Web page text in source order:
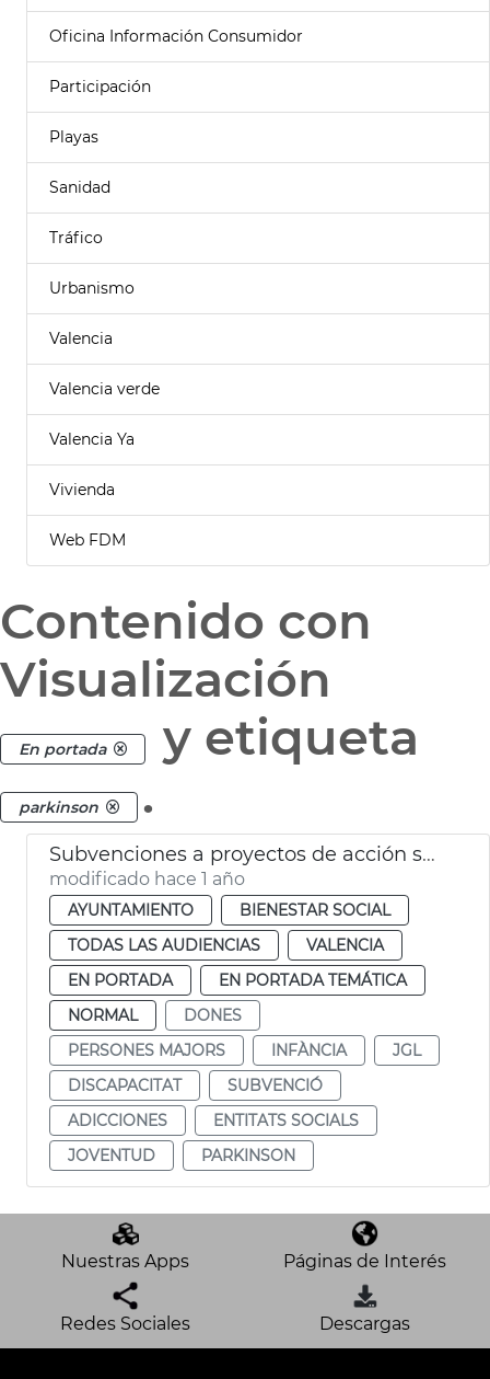
Oficina Información Consumidor
Participación
Playas
Sanidad
Tráfico
Urbanismo
Valencia
Valencia verde
Valencia Ya
Vivienda
Web FDM
Contenido con
Visualización
En portada y etiqueta
parkinson .
Subvenciones a proyectos de acción social
modificado hace 1 año
AYUNTAMIENTO
BIENESTAR SOCIAL
TODAS LAS AUDIENCIAS
VALENCIA
EN PORTADA
EN PORTADA TEMÁTICA
NORMAL
DONES
PERSONES MAJORS
INFÀNCIA
JGL
DISCAPACITAT
SUBVENCIÓ
ADICCIONES
ENTITATS SOCIALS
JOVENTUD
PARKINSON
Nuestras Apps Páginas de Interés
Redes Sociales Descargas